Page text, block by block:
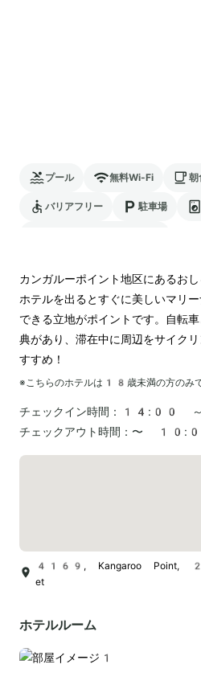
プール 無料Wi-Fi 朝
バリアフリー 駐車場
カンガルーポイント地区にあるお
ホテルを出るとすぐに美しいマリ
できる立地がポイントです。自転
典があり、滞在中に周辺をサイク
すすめ！
※こちらのホテルは 18 歳未満の方のみ
チェックイン時間：
14:00 ～
チェックアウト時間： 〜
4169, Kangaroo Point,
et
ホテルルーム